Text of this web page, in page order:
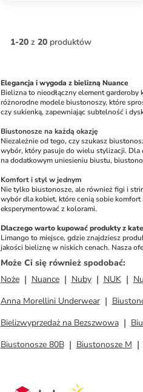
1-20 z 20 produktów
Elegancja i wygoda z bielizną Nuance
Bielizna to nieodłączny element
różnorodne modele biustonoszy, które
czy sukienką, zapewniając subtelność i
Biustonosze na każdą okazję
Niezależnie od tego, czy szukasz
wybór, który pasuje do wielu stylizacji. Dla
na dodatkowym uniesieniu biustu,
Komfort i styl w jednym
Nie tylko biustonosze, ale również figi i
wybór dla kobiet, które cenią sobie
eksperymentować z kolorami.
Dlaczego warto kupować produkty z
Limango to miejsce, gdzie znajdziesz
jakości bieliznę w niskich cenach. Nasza
Może Ci się również spodobać:
Noże
Nuance Nuby NUK
Anna Morellini Underwear
Bielizwyprzedaż na Bezszwowa
Biustonosze 80B
Biustonosze M